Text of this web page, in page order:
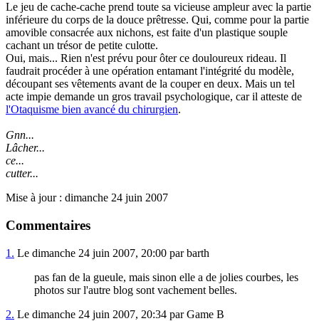
Le jeu de cache-cache prend toute sa vicieuse ampleur avec la partie
inférieure du corps de la douce prêtresse. Qui, comme pour la partie
amovible consacrée aux nichons, est faite d'un plastique souple
cachant un trésor de petite culotte.
Oui, mais... Rien n'est prévu pour ôter ce douloureux rideau. Il
faudrait procéder à une opération entamant l'intégrité du modèle,
découpant ses vêtements avant de la couper en deux. Mais un tel
acte impie demande un gros travail psychologique, car il atteste de
l'Otaquisme bien avancé du chirurgien.
Gnn...
Lâcher...
ce...
cutter...
Mise à jour : dimanche 24 juin 2007
Commentaires
1. Le dimanche 24 juin 2007, 20:00 par barth
pas fan de la gueule, mais sinon elle a de jolies courbes, les
photos sur l'autre blog sont vachement belles.
2. Le dimanche 24 juin 2007, 20:34 par Game B